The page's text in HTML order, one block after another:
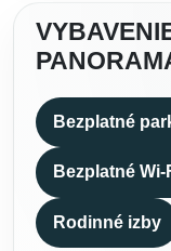
Bezplatné
Bezplatné Wi-
Rodinné izby